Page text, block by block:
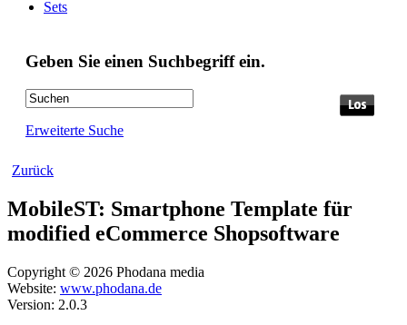
Sets
Geben Sie einen Suchbegriff ein.
Erweiterte Suche
Zurück
MobileST: Smartphone Template für
modified eCommerce Shopsoftware
Copyright © 2026 Phodana media
Website: www.phodana.de
Version: 2.0.3